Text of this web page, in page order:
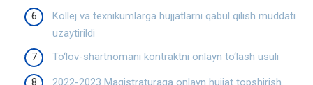
Kollej va texnikumlarga hujjatlarni qabul qilish muddati
uzaytirildi
To‘lov-shartnomani kontraktni onlayn to‘lash usuli